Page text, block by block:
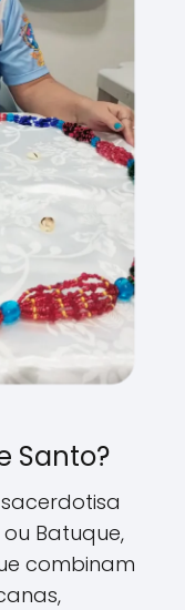
Santo?
Batuque,
combinam